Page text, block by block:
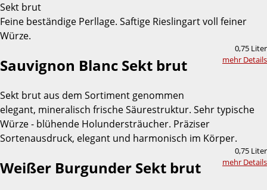
Sekt brut
Feine beständige Perllage. Saftige Rieslingart voll feiner
Würze.
0,75 Liter
mehr Details
Sauvignon Blanc Sekt brut
Sekt brut aus dem Sortiment genommen
elegant, mineralisch frische Säurestruktur. Sehr typische
Würze - blühende Holundersträucher. Präziser
Sortenausdruck, elegant und harmonisch im Körper.
0,75 Liter
mehr Details
Weißer Burgunder Sekt brut